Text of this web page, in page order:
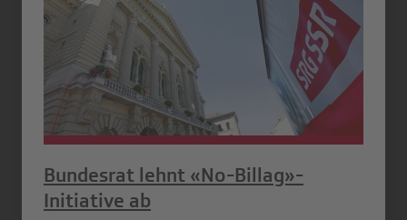
Bundesrat lehnt «No-Billag»-
Initiative ab